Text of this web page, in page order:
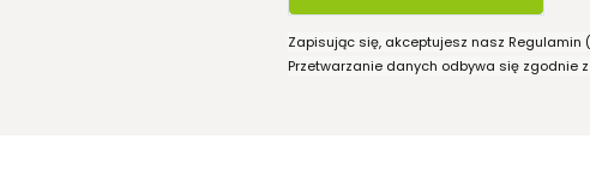
Zapisując się, akceptujesz nasz
Przetwarzanie danych odbywa się zgodnie